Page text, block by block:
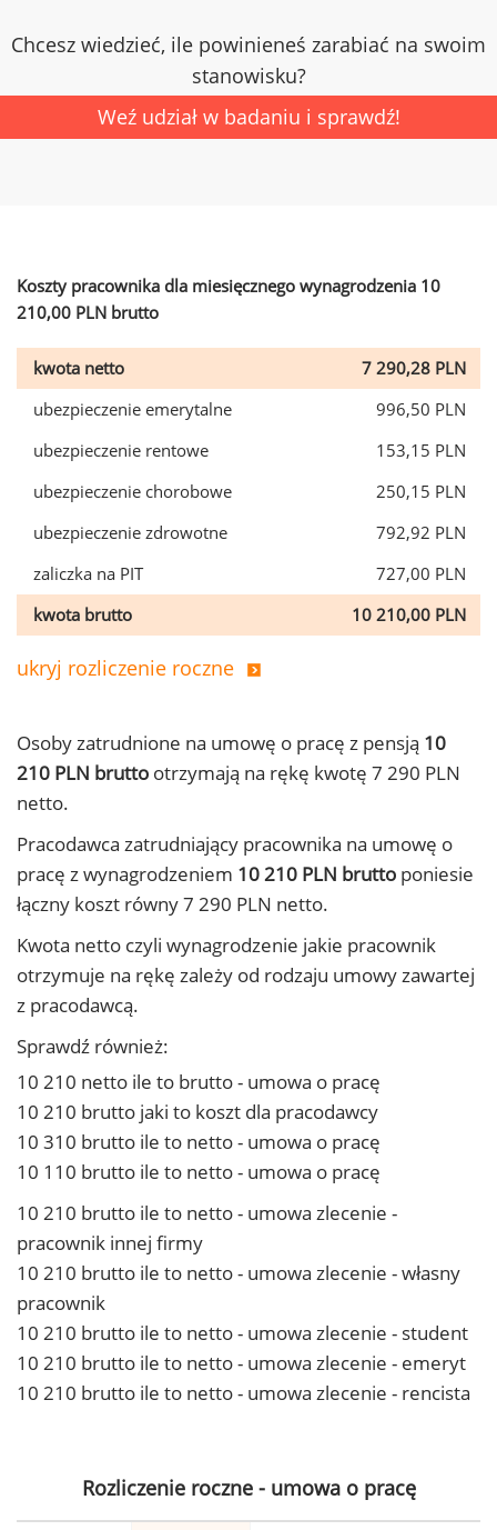
Chcesz wiedzieć, ile powinieneś zarabiać na swoim
stanowisku?
Weź udział w badaniu i sprawdź!
Koszty pracownika dla miesięcznego wynagrodzenia 10
210,00 PLN brutto
kwota netto
7 290,28 PLN
ubezpieczenie emerytalne
996,50 PLN
ubezpieczenie rentowe
153,15 PLN
ubezpieczenie chorobowe
250,15 PLN
ubezpieczenie zdrowotne
792,92 PLN
zaliczka na PIT
727,00 PLN
kwota brutto
10 210,00 PLN
ukryj rozliczenie roczne
Osoby zatrudnione na umowę o pracę z pensją 10
210 PLN brutto otrzymają na rękę kwotę 7 290 PLN
netto.
Pracodawca zatrudniający pracownika na umowę o
pracę z wynagrodzeniem 10 210 PLN brutto poniesie
łączny koszt równy 7 290 PLN netto.
Kwota netto czyli wynagrodzenie jakie pracownik
otrzymuje na rękę zależy od rodzaju umowy zawartej
z pracodawcą.
Sprawdź również:
10 210 netto ile to brutto - umowa o pracę
10 210 brutto jaki to koszt dla pracodawcy
10 310 brutto ile to netto - umowa o pracę
10 110 brutto ile to netto - umowa o pracę
10 210 brutto ile to netto - umowa zlecenie -
pracownik innej firmy
10 210 brutto ile to netto - umowa zlecenie - własny
pracownik
10 210 brutto ile to netto - umowa zlecenie - student
10 210 brutto ile to netto - umowa zlecenie - emeryt
10 210 brutto ile to netto - umowa zlecenie - rencista
Rozliczenie roczne - umowa o pracę